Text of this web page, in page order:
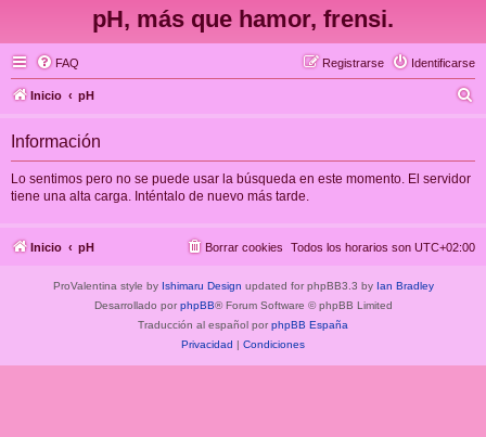
pH, más que hamor, frensi.
FAQ Identificarse
Registrarse
Inicio pH
Información
Lo sentimos pero no se puede usar la búsqueda en este momento. El servidor
tiene una alta carga. Inténtalo de nuevo más tarde.
Inicio pH Todos los horarios son UTC+02:00
Borrar cookies
ProValentina style by Ishimaru Design updated for phpBB3.3 by Ian Bradley
Desarrollado por phpBB® Forum Software © phpBB Limited
Traducción al español por phpBB España
Privacidad | Condiciones